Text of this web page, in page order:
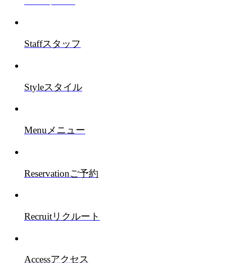
Staffスタッフ
Styleスタイル
Menu メニュー
Reservationご予約
Recruitリクルート
Accessアクセス